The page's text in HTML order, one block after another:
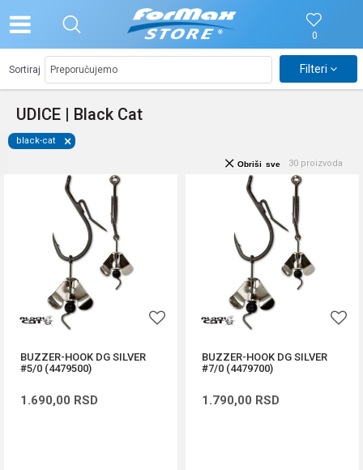
0
UDICE | Black Cat
Sortiraj Filteri
black-cat
30 proizvoda
Obriši sve
BUZZER-HOOK DG SILVER
#5/0 (4479500)
1.690,00 RSD
BUZZER-HOOK DG SILVER
#7/0 (4479700)
1.790,00 RSD